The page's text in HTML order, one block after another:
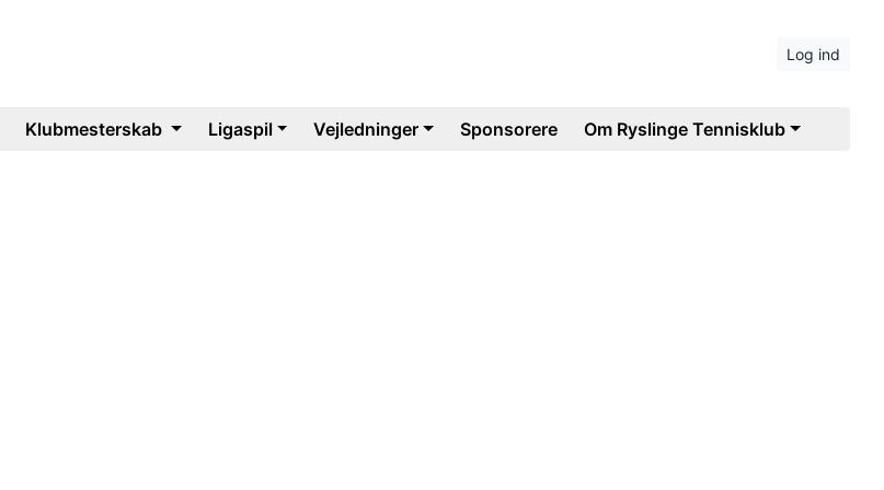
Log ind
Klubmesterskab Ligaspil Vejledninger Sponsorere Om Ryslinge Tennisklub